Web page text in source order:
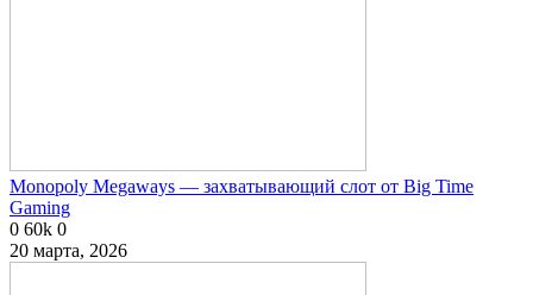
Monopoly Megaways — захватывающий слот от Big Time
Gaming
0 60k 0
20 марта, 2026